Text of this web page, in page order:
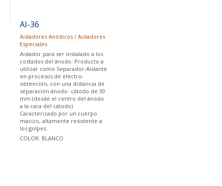
AI-36
Aisladores Anódicos / Aisladores
Especiales
Aislador para ser instalado a los
costados del ánodo. Producto a
utilizar como Separador-Aislante
en procesos de electro-
obtención, con una distancia de
separación ánodo- cátodo de 30
mm (desde el centro del ánodo
a la cara del cátodo)
Caracterizado por un cuerpo
macizo, altamente resistente a
los golpes.
COLOR: BLANCO